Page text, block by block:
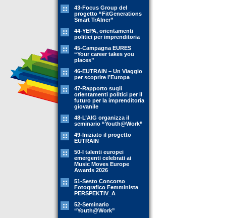
43-Focus Group del
progetto “FitGenerations
Smart TrAIner”
44-YEPA, orientamenti
politici per imprenditoria
45-Campagna EURES
“Your career takes you
places”
46-EUTRAIN – Un Viaggio
per scoprire l’Europa
47-Rapporto sugli
orientamenti politici per il
futuro per la imprenditoria
giovanile
48-L’AIG organizza il
seminario “Youth@Work”
49-Iniziato il progetto
EUTRAIN
50-I talenti europei
emergenti celebrati ai
Music Moves Europe
Awards 2026
51-Sesto Concorso
Fotografico Femminista
PERSPEKTIV_A
52-Seminario
“Youth@Work”